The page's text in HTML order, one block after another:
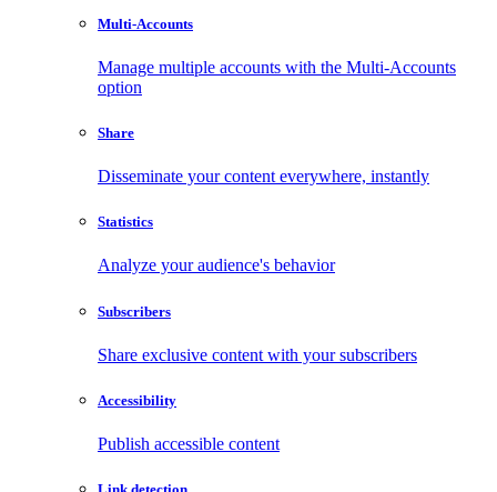
Multi-Accounts
Manage multiple accounts with the Multi-Accounts
option
Share
Disseminate your content everywhere, instantly
Statistics
Analyze your audience's behavior
Subscribers
Share exclusive content with your subscribers
Accessibility
Publish accessible content